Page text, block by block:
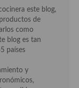
este blog,
de
como
blog es tan
países
y